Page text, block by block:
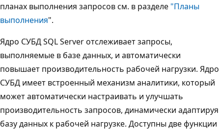
планах выполнения запросов см. в разделе "Планы
выполнения".
Ядро СУБД SQL Server отслеживает запросы,
выполняемые в базе данных, и автоматически
повышает производительность рабочей нагрузки. Ядро
СУБД имеет встроенный механизм аналитики, который
может автоматически настраивать и улучшать
производительность запросов, динамически адаптируя
базу данных к рабочей нагрузке. Доступны две функции